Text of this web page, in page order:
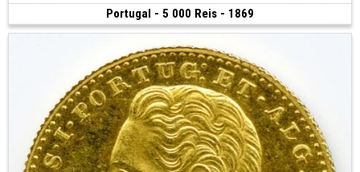
Portugal - 5 000 Reis - 1869
(1889 • Lisbonne • 8.84 g • 24 mm)